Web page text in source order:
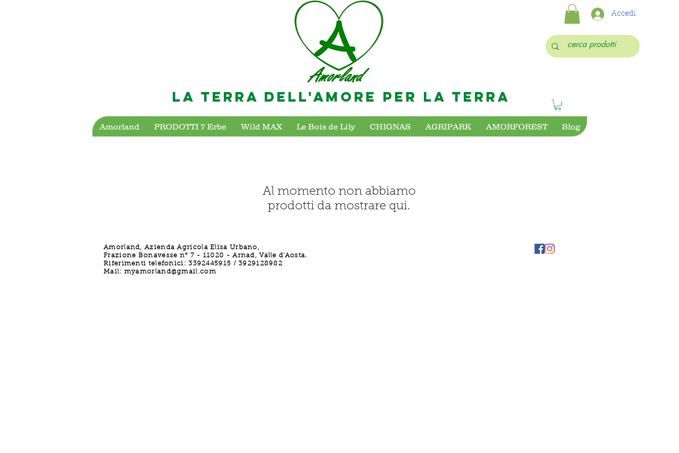
Accedi
LA TERRA DELL'AMORE PER LA TERRA
Amorland PRODOTTI 7 Erbe Wild MAX Le Bois de Lily CHIGNAS AGRIPARK AMORFOREST Blog
Al momento non abbiamo
prodotti da mostrare qui.
Amorland, Azienda Agricola Elisa Urbano,
Frazione Bonavesse n° 7 - 11020 - Arnad, Valle d'Aosta.
Riferimenti telefonici: 3392445915 / 3929128982
Mail: myamorland@gmail.com